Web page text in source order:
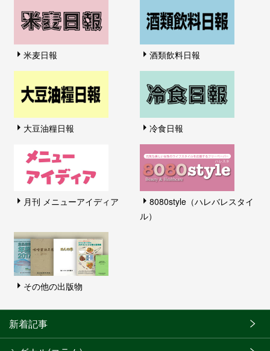
米麦日報 酒類飲料日報
大豆油糧日報 冷食日報
月刊 メニューアイディア
8080style（ハレバレスタイ
ル）
その他の出版物
新着記事